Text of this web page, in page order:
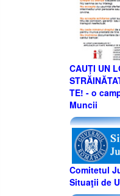
CAUȚI UN
TE! - o
Muncii
Comitetul
Situaţii de